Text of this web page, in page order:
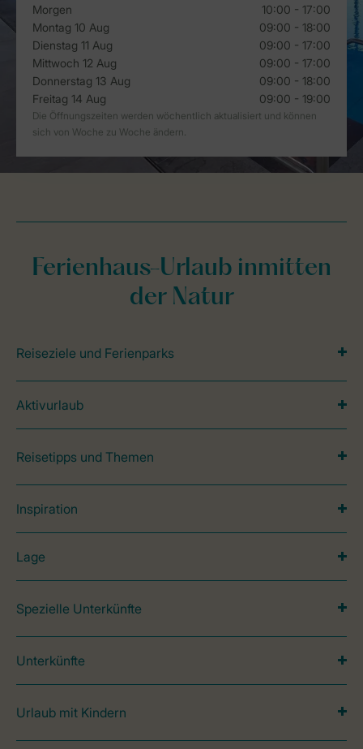
Ferienhaus-Urlaub inmitten
der Natur
Reiseziele und Ferienparks
Aktivurlaub
Reisetipps und Themen
Inspiration
Lage
Spezielle Unterkünfte
Unterkünfte
Urlaub mit Kindern